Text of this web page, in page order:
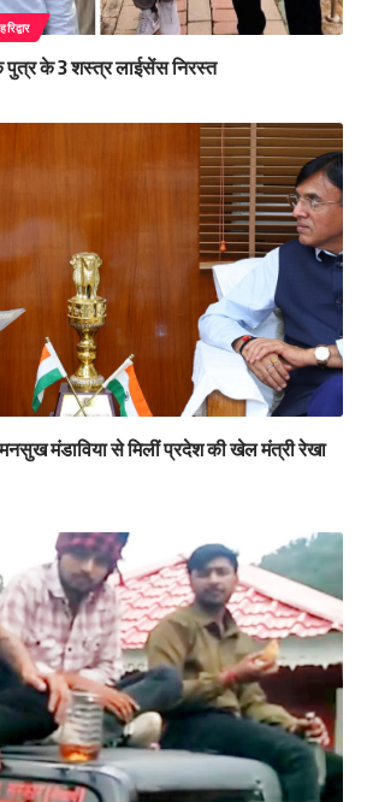
हरिद्वार
के पुत्र के 3 शस्त्र लाईसेंस निरस्त
मंडाविया से मिलीं प्रदेश की खेल मंत्री रेखा